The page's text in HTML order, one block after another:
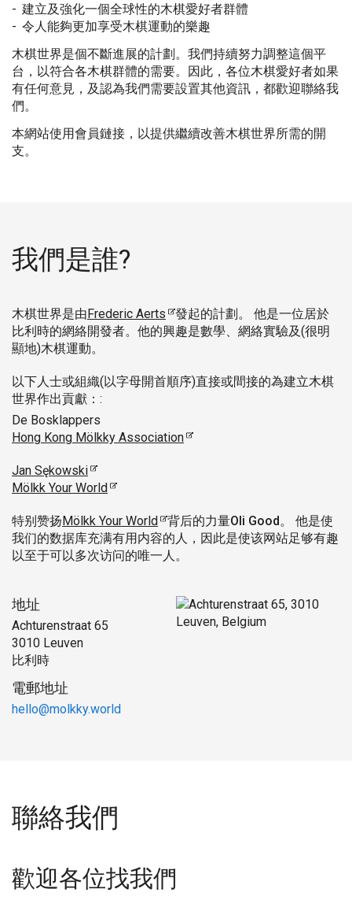
建立及強化一個全球性的木棋愛好者群體
令人能夠更加享受木棋運動的樂趣
木棋世界是個不斷進展的計劃。我們持續努力調整這個平
台，以符合各木棋群體的需要。因此，各位木棋愛好者如果
有任何意見，及認為我們需要設置其他資訊，都歡迎聯絡我
們。
本網站使用會員鏈接，以提供繼續改善木棋世界所需的開
支。
我們是誰?
木棋世界是由Frederic Aerts
發起的計劃。 他是一位居於
比利時的網絡開發者。他的興趣是數學、網絡實驗及(很明
顯地)木棋運動。
以下人士或組織(以字母開首順序)直接或間接的為建立木棋
世界作出貢獻：:
De Bosklappers
Hong Kong Mölkky Association
Jan Sękowski
Mölkk Your World
特别赞扬Mölkk Your World 背后的力量Oli Good。 他是使
我们的数据库充满有用内容的人，因此是使该网站足够有趣
以至于可以多次访问的唯一人。
地址
Achturenstraat 65
3010 Leuven
比利時
電郵地址
hello@molkky.world
聯絡我們
歡迎各位找我們